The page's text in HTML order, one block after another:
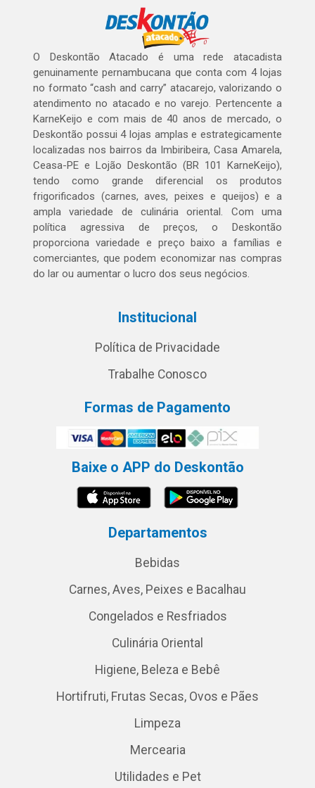
O Deskontão Atacado é uma rede atacadista
genuinamente pernambucana que conta com 4 lojas
no formato “cash and carry” atacarejo, valorizando o
atendimento no atacado e no varejo. Pertencente a
KarneKeijo e com mais de 40 anos de mercado, o
Deskontão possui 4 lojas amplas e estrategicamente
localizadas nos bairros da Imbiribeira, Casa Amarela,
Ceasa-PE e Lojão Deskontão (BR 101 KarneKeijo),
tendo como grande diferencial os produtos
frigorificados (carnes, aves, peixes e queijos) e a
ampla variedade de culinária oriental. Com uma
política agressiva de preços, o Deskontão
proporciona variedade e preço baixo a famílias e
comerciantes, que podem economizar nas compras
do lar ou aumentar o lucro dos seus negócios.
Institucional
Política de Privacidade
Trabalhe Conosco
Formas de Pagamento
Baixe o APP do Deskontão
Departamentos
Bebidas
Carnes, Aves, Peixes e Bacalhau
Congelados e Resfriados
Culinária Oriental
Higiene, Beleza e Bebê
Hortifruti, Frutas Secas, Ovos e Pães
Limpeza
Mercearia
Utilidades e Pet